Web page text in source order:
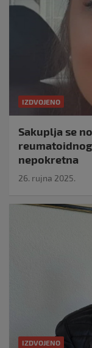
IZDVOJENO
Sakuplja se
nepokretna
26. rujna 2025.
IZDVOJENO